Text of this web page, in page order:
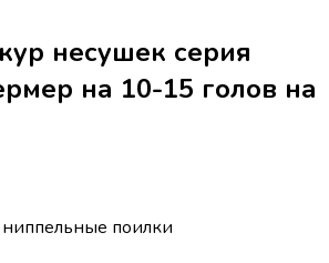
несушек серия
на 10-15 голов на
поилки